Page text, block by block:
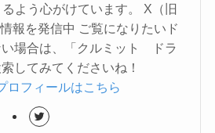
よう心がけています。 X（旧
報を発信中 ご覧になりたいド
い場合は、「クルミット ドラ
してみてくださいね！
ロフィールはこちら